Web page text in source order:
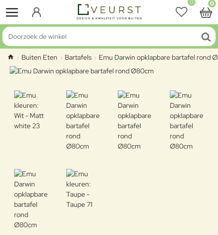
0 0
Doorzoek de winkel
home
Buiten Eten Bartafels Emu Darwin opklapbare bartafel rond